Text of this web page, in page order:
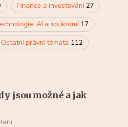
Finance a investování 27
AI a soukromí 17
Ostatní právní témata 112
jsou možné a jak